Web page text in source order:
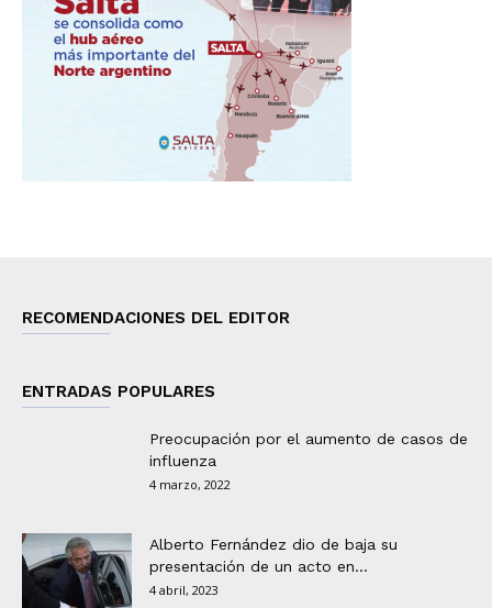
RECOMENDACIONES DEL EDITOR
ENTRADAS POPULARES
Preocupación por el aumento de casos de
influenza
4 marzo, 2022
Alberto Fernández dio de baja su
presentación de un acto en...
4 abril, 2023